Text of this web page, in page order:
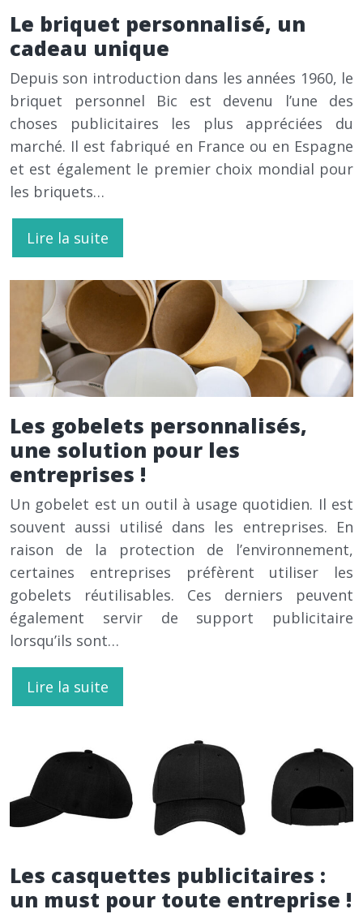
Le briquet personnalisé, un
cadeau unique
Depuis son introduction dans les années 1960, le
briquet personnel Bic est devenu l’une des
choses publicitaires les plus appréciées du
marché. Il est fabriqué en France ou en Espagne
et est également le premier choix mondial pour
les briquets…
Lire la suite
Les gobelets personnalisés,
une solution pour les
entreprises !
Un gobelet est un outil à usage quotidien. Il est
souvent aussi utilisé dans les entreprises. En
raison de la protection de l’environnement,
certaines entreprises préfèrent utiliser les
gobelets réutilisables. Ces derniers peuvent
également servir de support publicitaire
lorsqu’ils sont…
Lire la suite
Les casquettes publicitaires :
un must pour toute entreprise !